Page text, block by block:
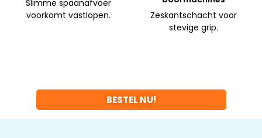
Slimme spaanafvoer
voorkomt vastlopen.
Zeskantschacht voor
stevige grip.
BESTEL NU!